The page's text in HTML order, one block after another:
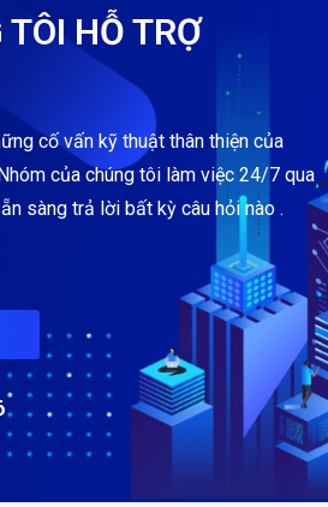
HỖ TRỢ
cố vấn kỹ thuật thân thiện của
của chúng tôi làm việc 24/7 qua
sàng trả lời bất kỳ câu hỏi nào .